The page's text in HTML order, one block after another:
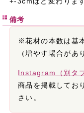
備考
※花材の本数は基
（増やす場合があ
Instagram（別タ
商品を掲載してお
さい。